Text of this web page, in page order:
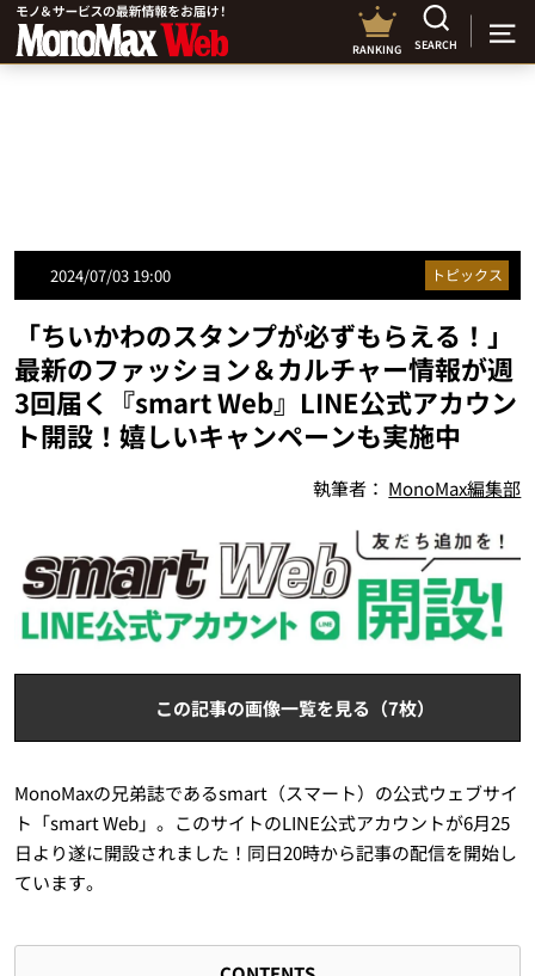
RANKING SEARCH
2024/07/03 19:00 トピックス
「ちいかわのスタンプが必ずもらえる！」
最新のファッション＆カルチャー情報が週
3回届く『smart Web』LINE公式アカウン
ト開設！嬉しいキャンペーンも実施中
執筆者： MonoMax編集部
この記事の画像一覧を見る（7枚）
MonoMaxの兄弟誌であるsmart（スマート）の公式ウェブサイ
ト「smart Web」。このサイトのLINE公式アカウントが6月25
日より遂に開設されました！同日20時から記事の配信を開始し
ています。